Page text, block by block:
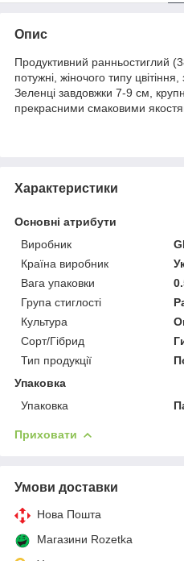
Опис
Продуктивний ранньостиглий
потужні, жіночого типу
Зеленці завдовжки 7-9 см,
прекрасними смаковими
Характеристики
Основні атрибути
Виробник
Країна виробник
Вага упаковки
Група стиглості
Культура
Сорт/Гібрид
Тип продукції
Упаковка
Упаковка
Приховати
Умови доставки
Нова Пошта
Магазини Rozetka